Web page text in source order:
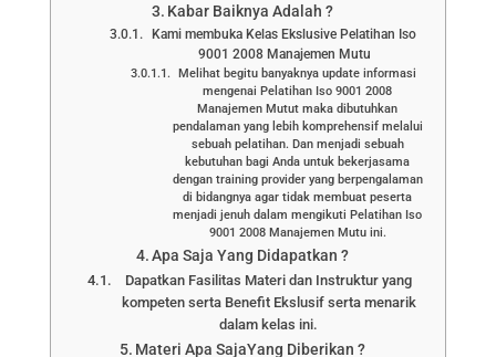
Kabar Baiknya Adalah ?
Kami membuka Kelas Ekslusive Pelatihan Iso
9001 2008 Manajemen Mutu
Melihat begitu banyaknya update informasi
mengenai Pelatihan Iso 9001 2008
Manajemen Mutut maka dibutuhkan
pendalaman yang lebih komprehensif melalui
sebuah pelatihan. Dan menjadi sebuah
kebutuhan bagi Anda untuk bekerjasama
dengan training provider yang berpengalaman
di bidangnya agar tidak membuat peserta
menjadi jenuh dalam mengikuti Pelatihan Iso
9001 2008 Manajemen Mutu ini.
Apa Saja Yang Didapatkan ?
Dapatkan Fasilitas Materi dan Instruktur yang
kompeten serta Benefit Ekslusif serta menarik
dalam kelas ini.
Materi Apa SajaYang Diberikan ?